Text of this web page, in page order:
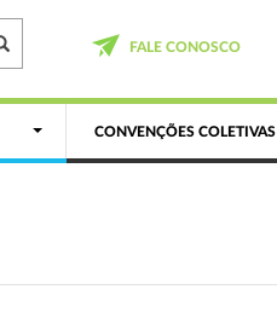
FALE CONOSCO
CONVENÇÕES COLETIVAS